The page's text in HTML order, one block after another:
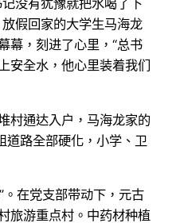
没有犹豫就把水喝了下
假回家的大学生马海龙
幕，刻进了心里，“总书
安全水，他心里装着我们
村通达入户，马海龙家的
道路全部硬化，小学、卫
。在党支部带动下，元古
旅游重点村。中药材种植